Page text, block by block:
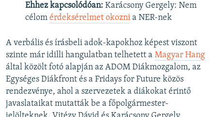
Ehhez kapcsolódóan: Karácsony Gergely: Nem
célom érdeksérelmet okozni a NER-nek
A verbális és írásbeli adok-kapokhoz képest viszont
szinte már idilli hangulatban telhetett a Magyar Hang
által közölt fotó alapján az ADOM Diákmozgalom, az
Egységes Diákfront és a Fridays for Future közös
rendezvénye, ahol a szervezetek a diákokat érintő
javaslataikat mutatták be a főpolgármester-